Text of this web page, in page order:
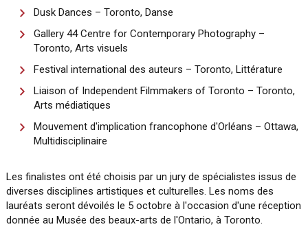
Dusk Dances – Toronto, Danse
Gallery 44 Centre for Contemporary Photography –
Toronto, Arts visuels
Festival international des auteurs – Toronto, Littérature
Liaison of Independent Filmmakers of Toronto – Toronto,
Arts médiatiques
Mouvement d'implication francophone d'Orléans – Ottawa,
Multidisciplinaire
Les finalistes ont été choisis par un jury de spécialistes issus de
diverses disciplines artistiques et culturelles. Les noms des
lauréats seront dévoilés le 5 octobre à l'occasion d'une réception
donnée au Musée des beaux-arts de l'Ontario, à Toronto.